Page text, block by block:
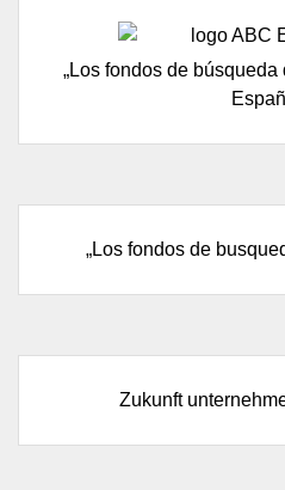
„Los fondos de
„Los fondos de
Zukunft